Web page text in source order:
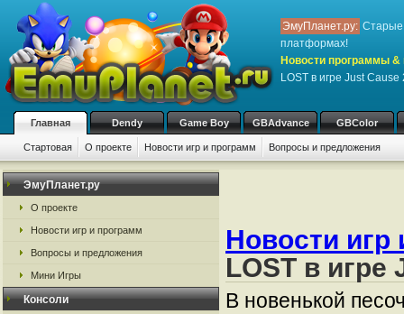
ЭмуПланет.ру: Старые
платформах!
Новости программы &
LOST в игре Just Cause
Главная Dendy Game Boy GBAdvance GBColor
Стартовая О проекте Новости игр и программ Вопросы и предложения
ЭмуПланет.ру
О проекте
Новости игр и программ
Вопросы и предложения
Мини Игры
Консоли
Новости игр
LOST в игре
В новенькой